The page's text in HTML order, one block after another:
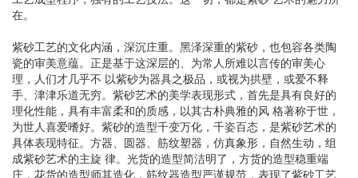
在。
紫砂工艺的文化内涵，深沉庄重。黑泽深重的紫砂，也包容各类陶
瓷的审美意蕴。正是基于这深层的、为常人所难以言传的审美心
理，人们才几乎不 以紫砂为器具之极品，或视为拱壁，或爱不释
手、津津乐道无穷。紫砂艺术的美学表现形式，首先是具有良好的
理化性能，具有丰富柔和的质感，以其古朴典雅的风 格著称于世，
为世人喜爱嗜好。紫砂的造型千变万化，千姿百态，是紫砂艺术的
具体表现特征。方器、圆器、筋纹塑器，仿真象形，自然生动，组
成紫砂艺术的主旋 律。光货的造型简洁明了，方货的造型稳重端
庄，花货的造型师其造化，筋纹器造型严谨规范，表现了紫砂工艺